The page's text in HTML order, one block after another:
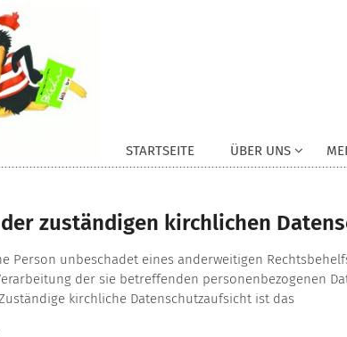
STARTSEITE ÜBER UNS
zuständigen kirchlichen
Person unbeschadet eines anderweitigen
der sie betreffenden personenbezogenen
kirchliche Datenschutzaufsicht ist das